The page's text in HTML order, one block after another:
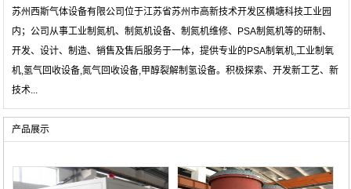
苏州西斯气体设备有限公司位于江苏省苏州市高新技术开发区横塘科技工业园
内；公司从事工业制氮机、制氮机设备、制氮机维修、PSA制氮机等的研制、
开发、设计、制造、销售及售后服务于一体，提供专业的PSA制氧机,工业制氧
机,氢气回收设备,氮气回收设备,甲醇裂解制氢设备。积极探索、开发新工艺、新
技术...
产品展示